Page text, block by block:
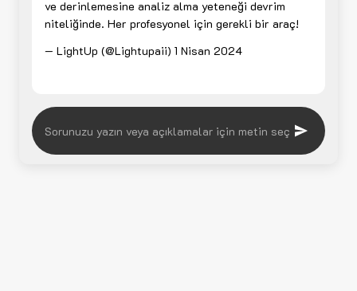
ve derinlemesine analiz alma yeteneği devrim
niteliğinde. Her profesyonel için gerekli bir araç!
— LightUp (@Lightupaii) 1 Nisan 2024